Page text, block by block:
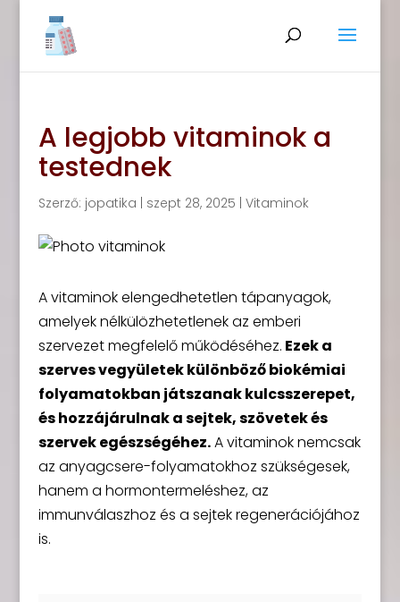
A legjobb vitaminok a
testednek
Szerző: jopatika szept 28, 2025 Vitaminok
A vitaminok elengedhetetlen tápanyagok,
amelyek nélkülözhetetlenek az emberi
szervezet megfelelő működéséhez. Ezek a
szerves vegyületek különböző biokémiai
folyamatokban játszanak kulcsszerepet,
és hozzájárulnak a sejtek, szövetek és
szervek egészségéhez.A vitaminok nemcsak
az anyagcsere-folyamatokhoz szükségesek,
hanem a hormontermeléshez, az
immunválaszhoz és a sejtek regenerációjához
is.